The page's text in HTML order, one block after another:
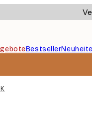
Bestseller
Poster